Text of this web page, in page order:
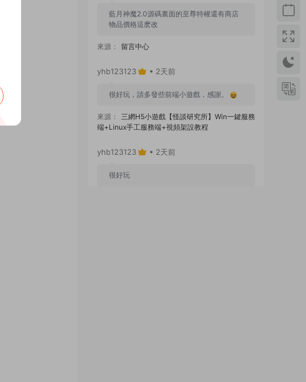
藍月神魔2.0源碼裏面的至尊特權還有商店
物品價格這麽改
來源： 留言中心
yhb123123 • 2天前
很好玩，請多發些前端小遊戲，感謝。
來源：
三網H5小遊戲【怪談研究所】Win一鍵服務
端+Linux手工服務端+視頻架設教程
yhb123123 • 2天前
很好玩